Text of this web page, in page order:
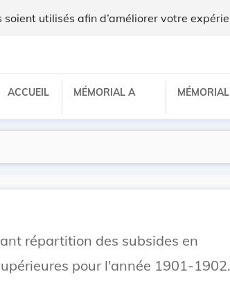
utilisés afin d’améliorer votre
ACCUEIL MÉMORIAL A
répartition des subsides en
pour l'année 1901-1902.